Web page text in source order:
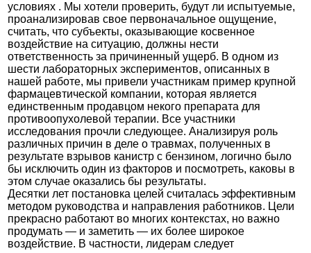
условиях . Мы хотели проверить, будут ли испытуемые,
проанализировав свое первоначальное ощущение,
считать, что субъекты, оказывающие косвенное
воздействие на ситуацию, должны нести
ответственность за причиненный ущерб. В одном из
шести лабораторных экспериментов, описанных в
нашей работе, мы привели участникам пример крупной
фармацевтической компании, которая является
единственным продавцом некого препарата для
противоопухолевой терапии. Все участники
исследования прочли следующее. Анализируя роль
различных причин в деле о травмах, полученных в
результате взрывов канистр с бензином, логично было
бы исключить один из факторов и посмотреть, каковы в
этом случае оказались бы результаты.
Десятки лет постановка целей считалась эффективным
методом руководства и направления работников. Цели
прекрасно работают во многих контекстах, но важно
продумать — и заметить — их более широкое
воздействие. В частности, лидерам следует